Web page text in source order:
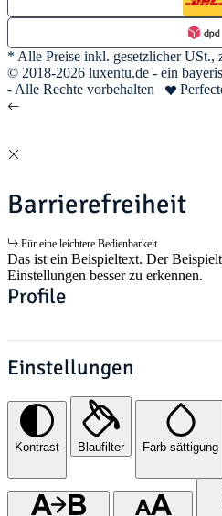
* Alle Preise inkl. gesetzlicher USt.,
© 2018-2026 luxentu.de - ein
- Alle Rechte vorbehalten
Barrierefreiheit
Für eine leichtere Bedienbarkeit
Das ist ein Beispieltext. Der
Einstellungen besser zu erkennen.
Profile
Einstellungen
Kontrast Blaufilter Farb-sättigung